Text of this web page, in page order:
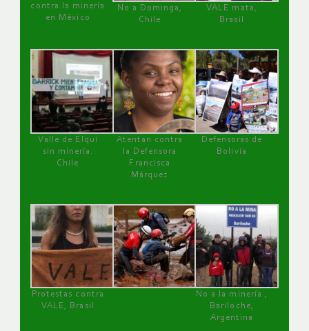
contra la minería
en México
No a Dominga,
Chile
VALE mata,
Brasil
Valle de Elqui
sin minería.
Chile
Atentan contra
la Defensora
Francisca
Márquez
Defensoras de
Bolivia
Protestas contra
VALE, Brasil
No a la minería ,
Bariloche,
Argentina